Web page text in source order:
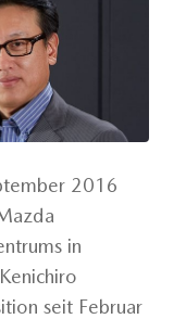
2016
in
seit Februar